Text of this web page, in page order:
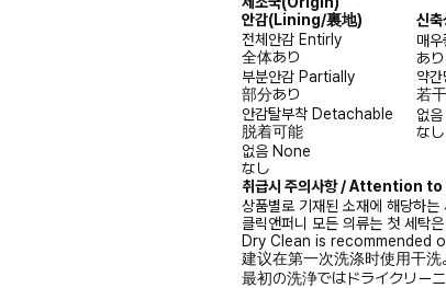
안감(Lining/裏地) 신축
전체안감 Entirly
全体あり
매
あり
부분안감 Partially
部分あり
약간
若
안감탈부착 Detachable
脱着可能
없음
なし
없음 None
なし
취급시 주의사항 / Attention
상품별로 기재된 소재에 해당하
클릭앤퍼니 모든 의류는 첫 세탁
Dry Clean is recommended
建议在第一次洗涤时使用干洗。
最初の洗浄ではドライクリーニ